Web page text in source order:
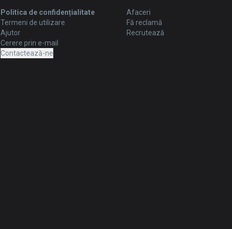
Politica de confidențialitate
Termeni de utilizare
Ajutor
Cerere prin e-mail
Contactează-ne
Afaceri
Fă reclamă
Recrutează